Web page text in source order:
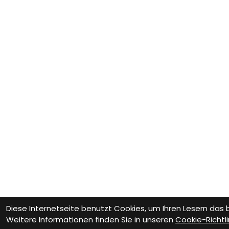
Diese Internetseite benutzt Cookies, um Ihren Lesern
Weitere Informationen finden Sie in unseren Cookie-